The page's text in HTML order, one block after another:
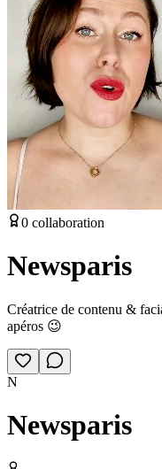
0 collaboration
Newsparis
Créatrice de contenu &
apéros 😉
N
Newsparis